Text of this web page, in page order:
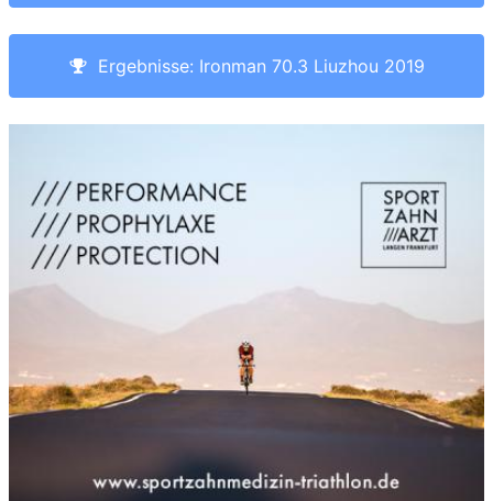
Ergebnisse: Ironman 70.3 Liuzhou 2019